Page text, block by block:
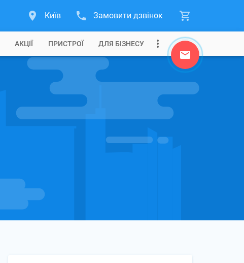
Київ Замовити дзвінок
АКЦІЇ ПРИСТРОЇ ДЛЯ БІЗНЕСУ